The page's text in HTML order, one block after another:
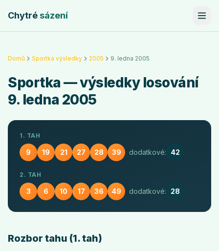
Chytrésázení
Domů Sportka výsledky 2005 9. ledna 2005
Sportka — výsledky losování
9. ledna 2005
1. TAH
9 19 21 27 28 39 dodatkové: 42
2. TAH
3 6 10 17 36 49 dodatkové: 28
Rozbor tahu (1. tah)